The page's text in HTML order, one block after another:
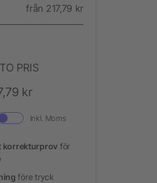
från 217,79 kr
PRIS
kr
Inkl. Moms
korrekturprov för
före tryck